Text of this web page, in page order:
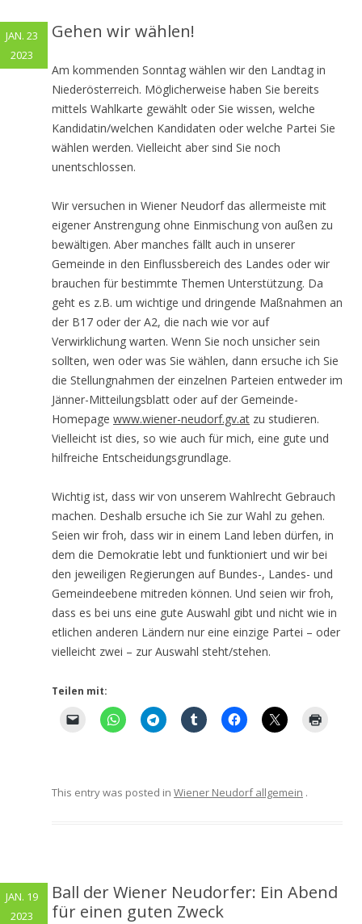
Gehen wir wählen!
Am kommenden Sonntag wählen wir den Landtag in
Niederösterreich. Möglicherweise haben Sie bereits
mittels Wahlkarte gewählt oder Sie wissen, welche
Kandidatin/welchen Kandidaten oder welche Partei Sie
wählen werden. Vielleicht aber sind Sie noch
unentschlossen.
Wir versuchen in Wiener Neudorf das allermeiste mit
eigener Anstrengung ohne Einmischung von außen zu
bewältigen. Aber manches fällt auch in unserer
Gemeinde in den Einflussbereich des Landes oder wir
brauchen für bestimmte Themen Unterstützung. Da
geht es z.B. um wichtige und dringende Maßnahmen an
der B17 oder der A2, die nach wie vor auf
Verwirklichung warten. Wenn Sie noch unsicher sein
sollten, wen oder was Sie wählen, dann ersuche ich Sie
die Stellungnahmen der einzelnen Parteien entweder im
Jänner-Mitteilungsblatt oder auf der Gemeinde-
Homepage www.wiener-neudorf.gv.at zu studieren.
Vielleicht ist dies, so wie auch für mich, eine gute und
hilfreiche Entscheidungsgrundlage.
Wichtig ist, dass wir von unserem Wahlrecht Gebrauch
machen. Deshalb ersuche ich Sie zur Wahl zu gehen.
Seien wir froh, dass wir in einem Land leben dürfen, in
dem die Demokratie lebt und funktioniert und wir bei
den jeweiligen Regierungen auf Bundes-, Landes- und
Gemeindeebene mitreden können. Und seien wir froh,
dass es bei uns eine gute Auswahl gibt und nicht wie in
etlichen anderen Ländern nur eine einzige Partei – oder
vielleicht zwei – zur Auswahl steht/stehen.
Teilen mit:
This entry was posted in Wiener Neudorf allgemein .
JAN. 23
2023
Ball der Wiener Neudorfer: Ein Abend
für einen guten Zweck
JAN. 19
2023